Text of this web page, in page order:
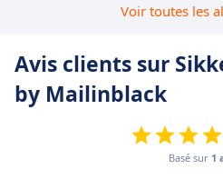
Voir toutes les
Avis clients sur
by Mailinblack
Basé sur 1